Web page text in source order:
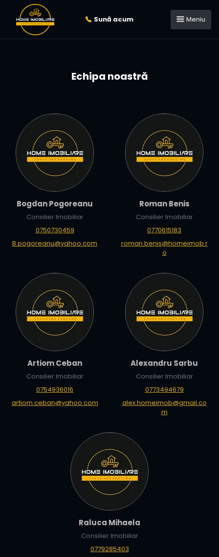
Sună acum Meniu
Echipa noastră
Bogdan Pogoreanu
Consilier Imobiliar
0750730459
B.pogoreanu@yahoo.com
Roman Benis
Consilier Imobiliar
0770615183
roman.benis@homeimob.r
o
Artiom Ceban
Consilier Imobiliar
0754936016
artiom.ceban@yahoo.com
Alexandru Sarbu
Consilier Imobiliar
0773494679
alex.homeimob@gmail.co
m
Raluca Mihaela
Consilier Imobiliar
0779285403